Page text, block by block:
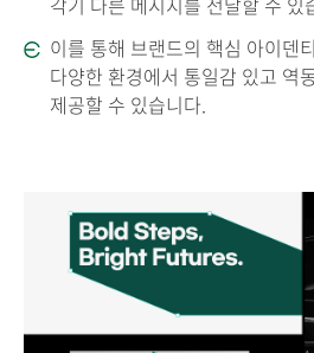
이를 통해 브랜드의 핵심 아이덴
다양한 환경에서 통일감 있고 역
제공할 수 있습니다.